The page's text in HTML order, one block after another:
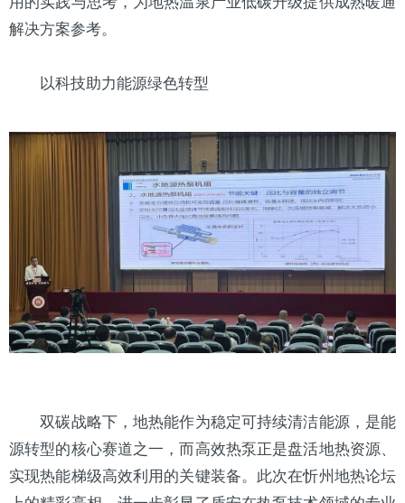
解决方案参考。
以科技助力能源绿色转型
双碳战略下，地热能作为稳定可持续清洁能源，是能
源转型的核心赛道之一，而高效热泵正是盘活地热资源、
实现热能梯级高效利用的关键装备。此次在忻州地热论坛